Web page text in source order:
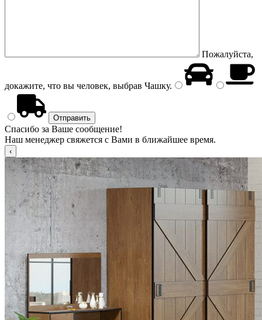
Пожалуйста,
докажите, что вы человек, выбрав Чашку.
Спасибо за Ваше сообщение!
Наш менеджер свяжется с Вами в ближайшее время.